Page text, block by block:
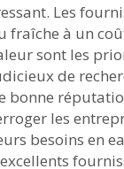
Les
fraîche à un
sont les
de
les
besoins en